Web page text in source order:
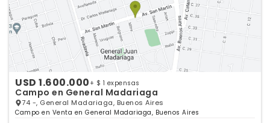
USD 1.600.000 + $ 1 expensas
Campo en General Madariaga
74 -, General Madariaga, Buenos Aires
Campo en Venta en General Madariaga, Buenos Aires